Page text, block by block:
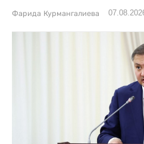
Фарида Курмангалиева